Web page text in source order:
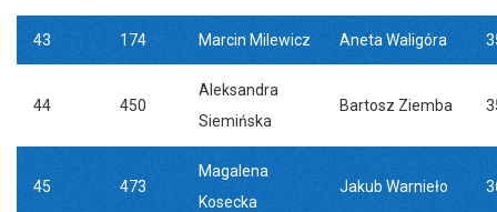
43 174 Marcin Milewicz Aneta Waligóra
44 450
Aleksandra
Siemińska
Bartosz Ziemba
45 473
Magalena
Kosecka
Jakub Warnieło